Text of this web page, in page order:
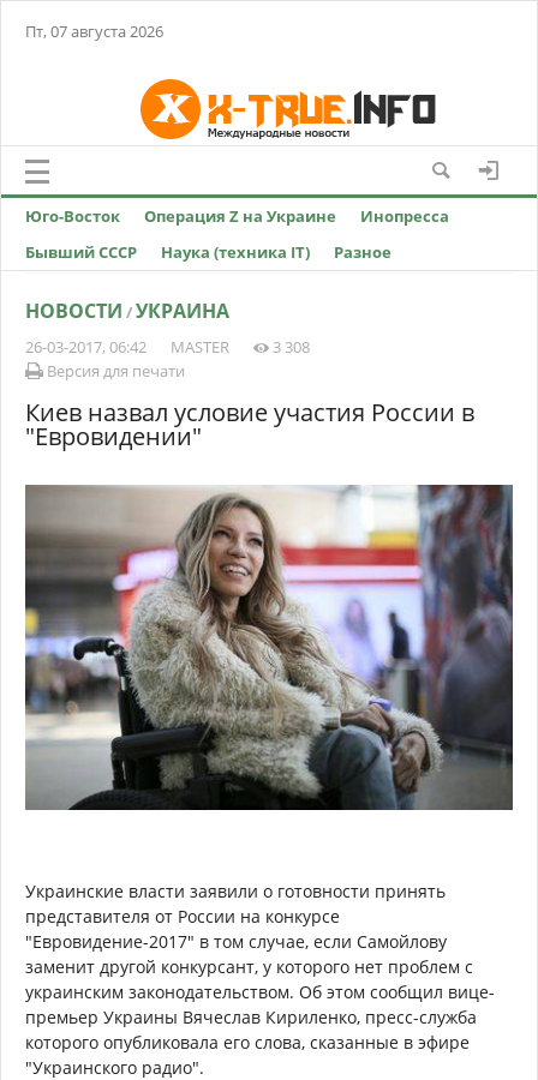
Пт, 07 августа 2026
Юго-Восток Операция Z на Украине
Инопресса
Бывший СССР
Наука (техника IT) Разное
НОВОСТИ /УКРАИНА
26-03-2017, 06:42 MASTER
3 308
Версия для печати
Киев назвал условие участия России в
"Евровидении"
Украинские власти заявили о готовности принять
представителя от России на конкурсе
"Евровидение-2017" в том случае, если Самойлову
заменит другой конкурсант, у которого нет проблем с
украинским законодательством. Об этом сообщил вице-
премьер Украины Вячеслав Кириленко, пресс-служба
которого опубликовала его слова, сказанные в эфире
"Украинского радио".